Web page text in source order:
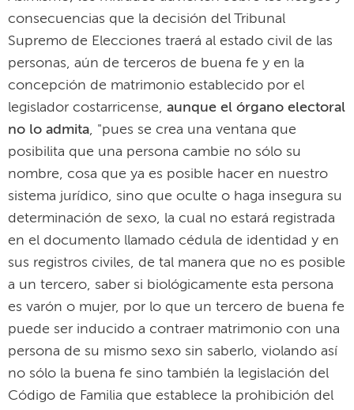
consecuencias que la decisión del Tribunal
Supremo de Elecciones traerá al estado civil de las
personas, aún de terceros de buena fe y en la
concepción de matrimonio establecido por el
legislador costarricense, aunque el órgano electoral
no lo admita, "pues se crea una ventana que
posibilita que una persona cambie no sólo su
nombre, cosa que ya es posible hacer en nuestro
sistema jurídico, sino que oculte o haga insegura su
determinación de sexo, la cual no estará registrada
en el documento llamado cédula de identidad y en
sus registros civiles, de tal manera que no es posible
a un tercero, saber si biológicamente esta persona
es varón o mujer, por lo que un tercero de buena fe
puede ser inducido a contraer matrimonio con una
persona de su mismo sexo sin saberlo, violando así
no sólo la buena fe sino también la legislación del
Código de Familia que establece la prohibición del